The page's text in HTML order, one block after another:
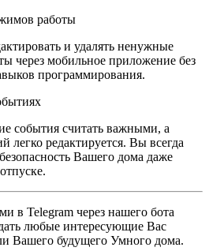
работы
и удалять ненужные
через мобильное приложение без
программирования.
события считать важными, а
легко редактируется. Вы всегда
Вашего дома даже
в Telegram через нашего бота
любые интересующие Вас
Вашего будущего Умного дома.